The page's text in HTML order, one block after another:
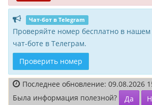
Чат-бот в Telegram
Проверяйте номер бесплатно в
чат-боте в Телеграм.
Проверить номер
Последнее обновление: 09.08.2026
Была информация полезной?
Да